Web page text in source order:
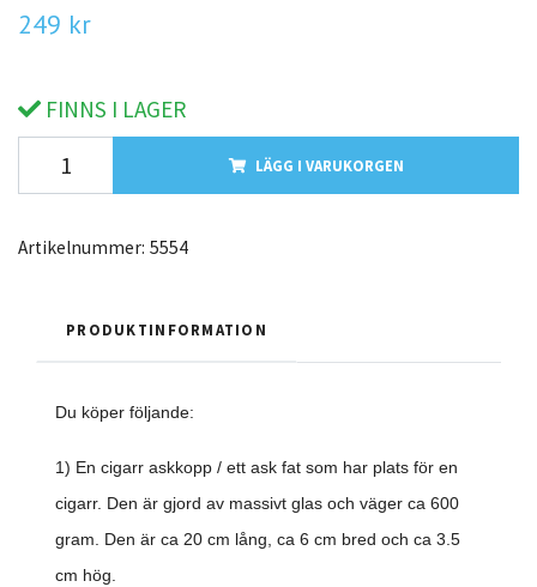
249 kr
FINNS I LAGER
LÄGG I VARUKORGEN
Artikelnummer: 5554
PRODUKTINFORMATION
Du köper följande:
1) En cigarr askkopp / ett ask fat som har plats för en
cigarr. Den är gjord av massivt glas och väger ca 600
gram. Den är ca 20 cm lång, ca 6 cm bred och ca 3.5
cm hög.